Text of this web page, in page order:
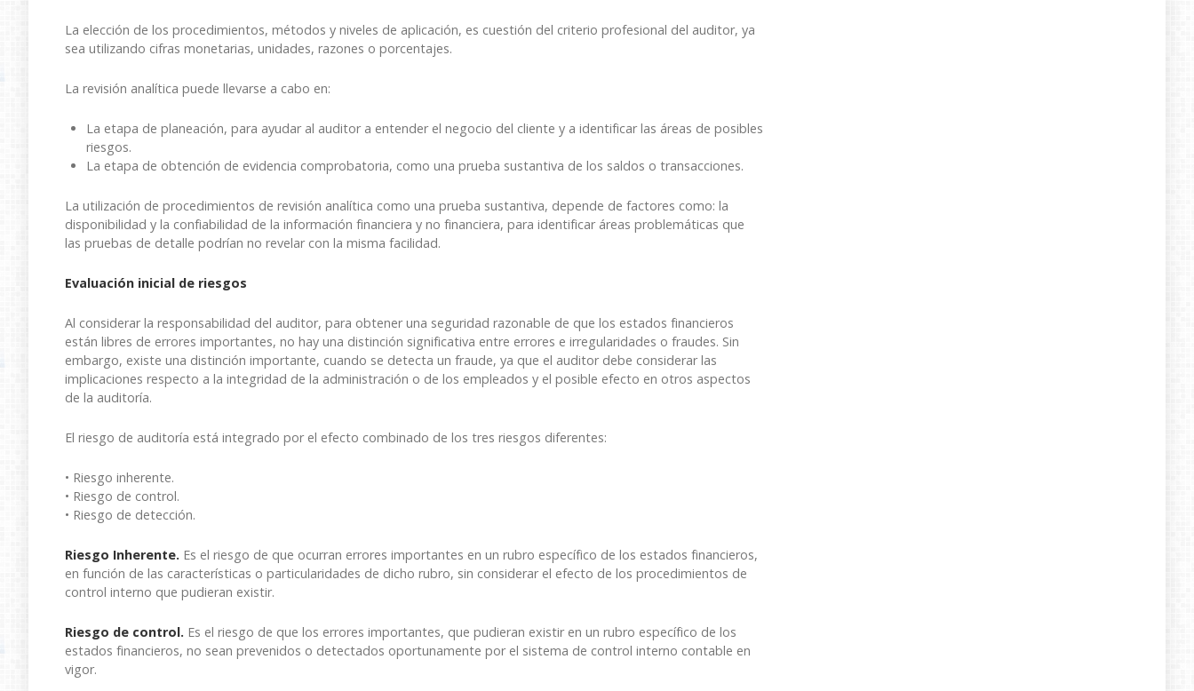
La elección de los procedimientos, métodos y niveles de aplicación, es cuestión del criterio profesional del auditor, ya
sea utilizando cifras monetarias, unidades, razones o porcentajes.
La revisión analítica puede llevarse a cabo en:
La etapa de planeación, para ayudar al auditor a entender el negocio del cliente y a identificar las áreas de posibles
riesgos.
La etapa de obtención de evidencia comprobatoria, como una prueba sustantiva de los saldos o transacciones.
La utilización de procedimientos de revisión analítica como una prueba sustantiva, depende de factores como: la
disponibilidad y la confiabilidad de la información financiera y no financiera, para identificar áreas problemáticas que
las pruebas de detalle podrían no revelar con la misma facilidad.
Evaluación inicial de riesgos
Al considerar la responsabilidad del auditor, para obtener una seguridad razonable de que los estados financieros
están libres de errores importantes, no hay una distinción significativa entre errores e irregularidades o fraudes. Sin
embargo, existe una distinción importante, cuando se detecta un fraude, ya que el auditor debe considerar las
implicaciones respecto a la integridad de la administración o de los empleados y el posible efecto en otros aspectos
de la auditoría.
El riesgo de auditoría está integrado por el efecto combinado de los tres riesgos diferentes:
• Riesgo inherente.
• Riesgo de control.
• Riesgo de detección.
Riesgo Inherente. Es el riesgo de que ocurran errores importantes en un rubro específico de los estados financieros,
en función de las características o particularidades de dicho rubro, sin considerar el efecto de los procedimientos de
control interno que pudieran existir.
Riesgo de control. Es el riesgo de que los errores importantes, que pudieran existir en un rubro específico de los
estados financieros, no sean prevenidos o detectados oportunamente por el sistema de control interno contable en
vigor.